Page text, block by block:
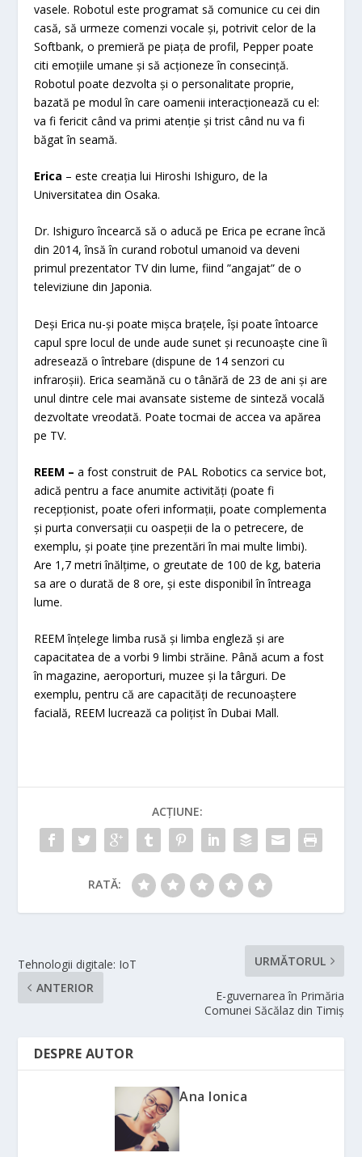
vasele. Robotul este programat să comunice cu cei din
casă, să urmeze comenzi vocale și, potrivit celor de la
Softbank, o premieră pe piața de profil, Pepper poate
citi emoțiile umane și să acționeze în consecință.
Robotul poate dezvolta și o personalitate proprie,
bazată pe modul în care oamenii interacționează cu el:
va fi fericit când va primi atenție și trist când nu va fi
băgat în seamă.
Erica – este creația lui Hiroshi Ishiguro, de la
Universitatea din Osaka.
Dr. Ishiguro încearcă să o aducă pe Erica pe ecrane încă
din 2014, însă în curand robotul umanoid va deveni
primul prezentator TV din lume, fiind ”angajat” de o
televiziune din Japonia.
Deși Erica nu-și poate mișca brațele, își poate întoarce
capul spre locul de unde aude sunet și recunoaște cine îi
adresează o întrebare (dispune de 14 senzori cu
infraroșii). Erica seamănă cu o tânără de 23 de ani și are
unul dintre cele mai avansate sisteme de sinteză vocală
dezvoltate vreodată. Poate tocmai de accea va apărea
pe TV.
REEM – a fost construit de PAL Robotics ca service bot,
adică pentru a face anumite activități (poate fi
recepționist, poate oferi informații, poate complementa
și purta conversații cu oaspeții de la o petrecere, de
exemplu, și poate ține prezentări în mai multe limbi).
Are 1,7 metri înălțime, o greutate de 100 de kg, bateria
sa are o durată de 8 ore, și este disponibil în întreaga
lume.
REEM înțelege limba rusă și limba engleză și are
capacitatea de a vorbi 9 limbi străine. Până acum a fost
în magazine, aeroporturi, muzee și la târguri. De
exemplu, pentru că are capacități de recunoaștere
facială, REEM lucrează ca polițist în Dubai Mall.
ACȚIUNE:
RATĂ:
Tehnologii digitale: IoT
ANTERIOR
URMĂTORUL
E-guvernarea în Primăria
Comunei Săcălaz din Timiș
DESPRE AUTOR
Ana Ionica